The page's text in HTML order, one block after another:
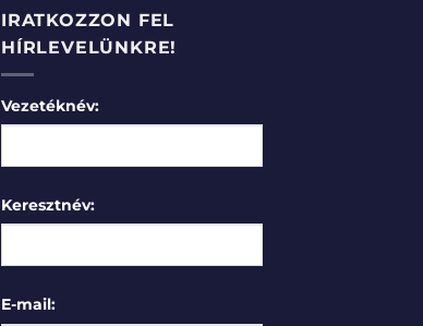
IRATKOZZON FEL
HÍRLEVELÜNKRE!
Vezetéknév:
Keresztnév:
E-mail: